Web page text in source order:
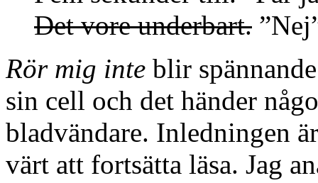
Det vore underbart.
Rör mig inte blir
sin cell och det händer
bladvändare. Inledningen
värt att fortsätta läsa. Jag